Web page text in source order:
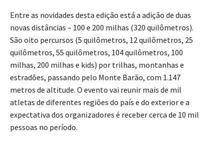
Entre as novidades desta edição está a adição de duas
novas distâncias – 100 e 200 milhas (320 quilômetros).
São oito percursos (5 quilômetros, 12 quilômetros, 25
quilômetros, 55 quilômetros, 104 quilômetros, 100
milhas, 200 milhas e kids) por trilhas, montanhas e
estradões, passando pelo Monte Barão, com 1.147
metros de altitude. O evento vai reunir mais de mil
atletas de diferentes regiões do país e do exterior e a
expectativa dos organizadores é receber cerca de 10 mil
pessoas no período.